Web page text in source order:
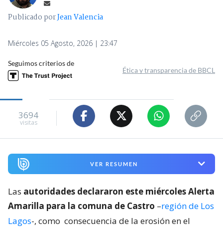
Publicado porJean Valencia
Miércoles 05 Agosto, 2026 | 23:47
Seguimos criterios de
Ética y transparencia de BBCL
3694
visitas
VER RESUMEN
Las autoridades declararon este miércoles Alerta
Amarilla para la comuna de Castro –región de Los
Lagos-, como consecuencia de la erosión en el